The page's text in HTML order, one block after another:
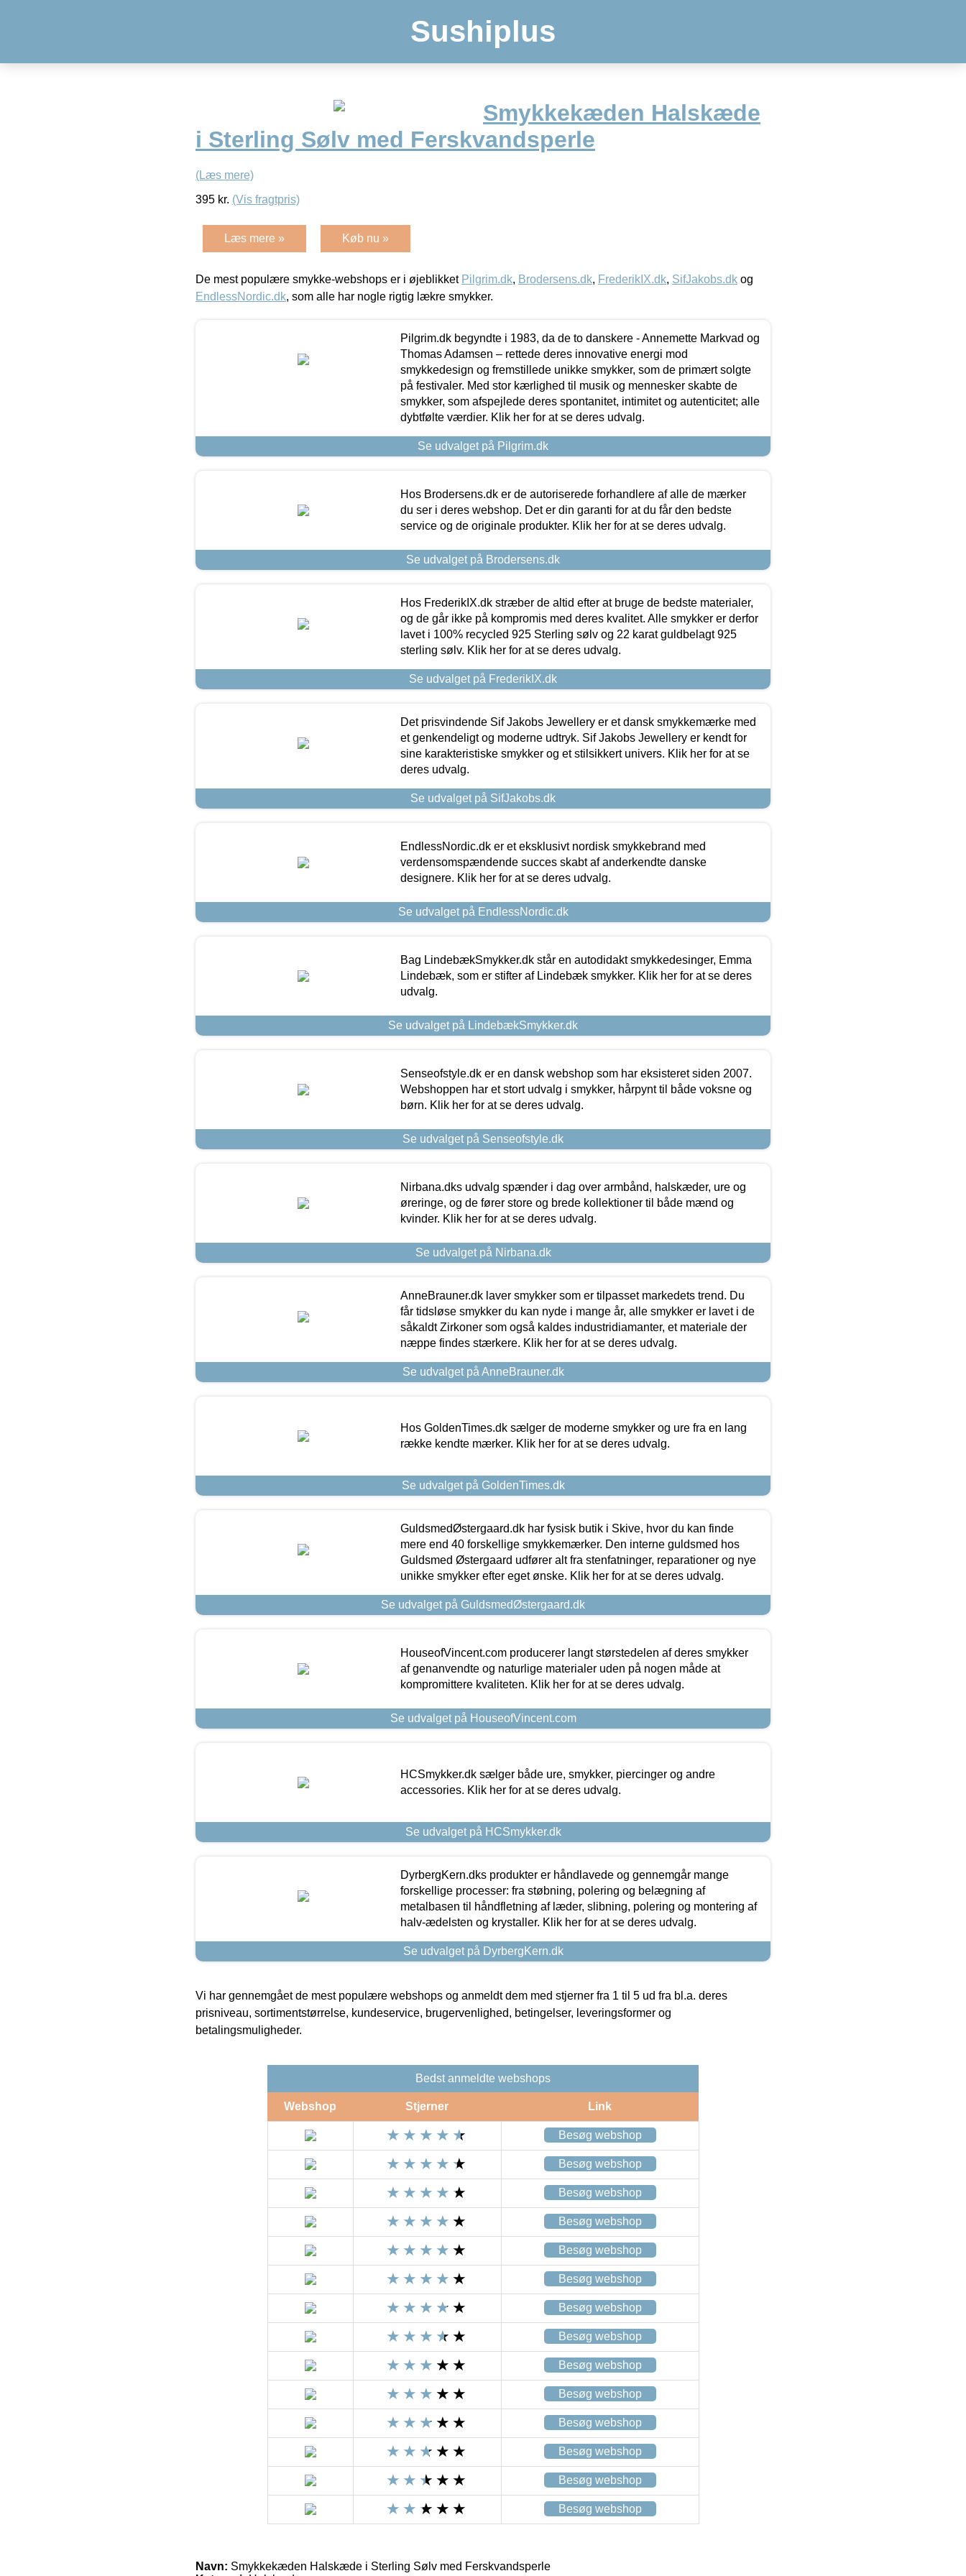
Sushiplus
Smykkekæden Halskæde
i Sterling Sølv med Ferskvandsperle
(Læs mere)
395 kr. (Vis fragtpris)
Læs mere » Køb nu »
De mest populære smykke-webshops er i øjeblikket Pilgrim.dk, Brodersens.dk, FrederikIX.dk, SifJakobs.dk og
EndlessNordic.dk, som alle har nogle rigtig lækre smykker.
Pilgrim.dk begyndte i 1983, da de to danskere - Annemette Markvad og
Thomas Adamsen – rettede deres innovative energi mod
smykkedesign og fremstillede unikke smykker, som de primært solgte
på festivaler. Med stor kærlighed til musik og mennesker skabte de
smykker, som afspejlede deres spontanitet, intimitet og autenticitet; alle
dybtfølte værdier. Klik her for at se deres udvalg.
Se udvalget på Pilgrim.dk
Hos Brodersens.dk er de autoriserede forhandlere af alle de mærker
du ser i deres webshop. Det er din garanti for at du får den bedste
service og de originale produkter. Klik her for at se deres udvalg.
Se udvalget på Brodersens.dk
Hos FrederikIX.dk stræber de altid efter at bruge de bedste materialer,
og de går ikke på kompromis med deres kvalitet. Alle smykker er derfor
lavet i 100% recycled 925 Sterling sølv og 22 karat guldbelagt 925
sterling sølv. Klik her for at se deres udvalg.
Se udvalget på FrederikIX.dk
Det prisvindende Sif Jakobs Jewellery er et dansk smykkemærke med
et genkendeligt og moderne udtryk. Sif Jakobs Jewellery er kendt for
sine karakteristiske smykker og et stilsikkert univers. Klik her for at se
deres udvalg.
Se udvalget på SifJakobs.dk
EndlessNordic.dk er et eksklusivt nordisk smykkebrand med
verdensomspændende succes skabt af anderkendte danske
designere. Klik her for at se deres udvalg.
Se udvalget på EndlessNordic.dk
Bag LindebækSmykker.dk står en autodidakt smykkedesinger, Emma
Lindebæk, som er stifter af Lindebæk smykker. Klik her for at se deres
udvalg.
Se udvalget på LindebækSmykker.dk
Senseofstyle.dk er en dansk webshop som har eksisteret siden 2007.
Webshoppen har et stort udvalg i smykker, hårpynt til både voksne og
børn. Klik her for at se deres udvalg.
Se udvalget på Senseofstyle.dk
Nirbana.dks udvalg spænder i dag over armbånd, halskæder, ure og
øreringe, og de fører store og brede kollektioner til både mænd og
kvinder. Klik her for at se deres udvalg.
Se udvalget på Nirbana.dk
AnneBrauner.dk laver smykker som er tilpasset markedets trend. Du
får tidsløse smykker du kan nyde i mange år, alle smykker er lavet i de
såkaldt Zirkoner som også kaldes industridiamanter, et materiale der
næppe findes stærkere. Klik her for at se deres udvalg.
Se udvalget på AnneBrauner.dk
Hos GoldenTimes.dk sælger de moderne smykker og ure fra en lang
række kendte mærker. Klik her for at se deres udvalg.
Se udvalget på GoldenTimes.dk
GuldsmedØstergaard.dk har fysisk butik i Skive, hvor du kan finde
mere end 40 forskellige smykkemærker. Den interne guldsmed hos
Guldsmed Østergaard udfører alt fra stenfatninger, reparationer og nye
unikke smykker efter eget ønske. Klik her for at se deres udvalg.
Se udvalget på GuldsmedØstergaard.dk
HouseofVincent.com producerer langt størstedelen af deres smykker
af genanvendte og naturlige materialer uden på nogen måde at
kompromittere kvaliteten. Klik her for at se deres udvalg.
Se udvalget på HouseofVincent.com
HCSmykker.dk sælger både ure, smykker, piercinger og andre
accessories. Klik her for at se deres udvalg.
Se udvalget på HCSmykker.dk
DyrbergKern.dks produkter er håndlavede og gennemgår mange
forskellige processer: fra støbning, polering og belægning af
metalbasen til håndfletning af læder, slibning, polering og montering af
halv-ædelsten og krystaller. Klik her for at se deres udvalg.
Se udvalget på DyrbergKern.dk
Vi har gennemgået de mest populære webshops og anmeldt dem med stjerner fra 1 til 5 ud fra bl.a. deres
prisniveau, sortimentstørrelse, kundeservice, brugervenlighed, betingelser, leveringsformer og
betalingsmuligheder.
Bedst anmeldte webshops
Webshop Stjerner Link
Besøg webshop
Besøg webshop
Besøg webshop
Besøg webshop
Besøg webshop
Besøg webshop
Besøg webshop
Besøg webshop
Besøg webshop
Besøg webshop
Besøg webshop
Besøg webshop
Besøg webshop
Besøg webshop
Navn: Smykkekæden Halskæde i Sterling Sølv med Ferskvandsperle